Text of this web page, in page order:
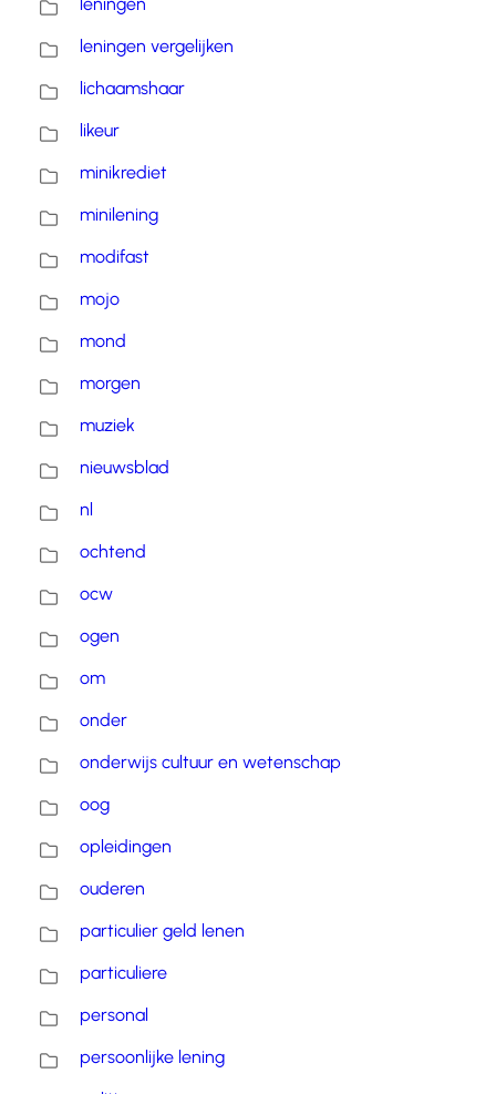
leningen vergelijken
lichaamshaar
likeur
minikrediet
minilening
modifast
mojo
mond
morgen
muziek
nieuwsblad
nl
ochtend
ocw
ogen
om
onder
onderwijs cultuur en wetenschap
oog
opleidingen
ouderen
particulier geld lenen
particuliere
personal
persoonlijke lening